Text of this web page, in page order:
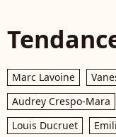
Marc Lavoine
Audrey Crespo-Mara
Louis Ducruet